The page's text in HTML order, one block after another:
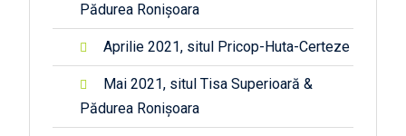
Pădurea Ronișoara
Aprilie 2021, situl Pricop-Huta-Certeze
Mai 2021, situl Tisa Superioară &
Pădurea Ronișoara